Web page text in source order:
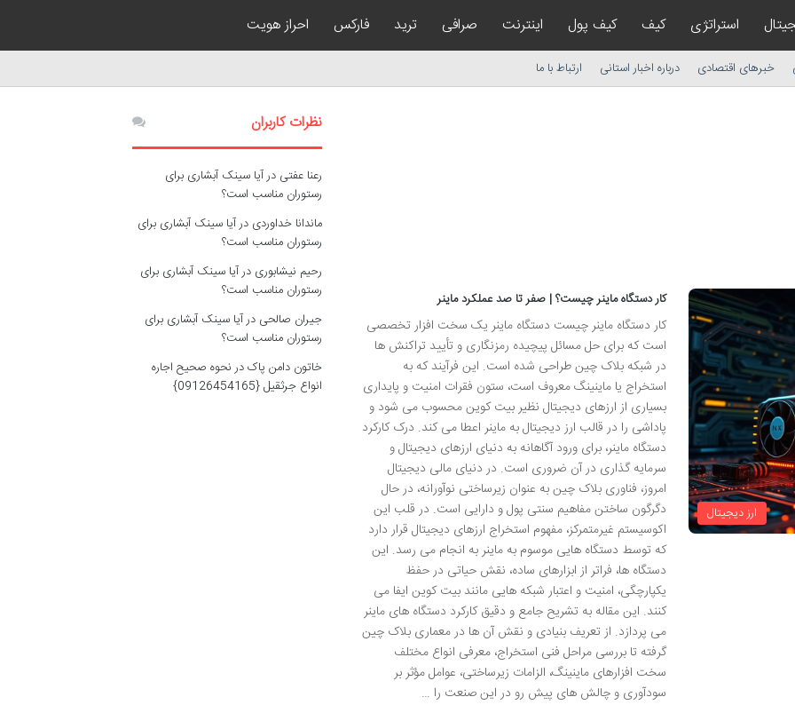
استراتژی کیف کیف پول اینترنت صرافی ترید فارکس احراز هویت
خبرهای اقتصادی درباره اخبار استانی ارتباط با ما
ارز دیجیتال
کار دستگاه ماینر چیست؟ | صفر تا صد عملکرد ماینر
کار دستگاه ماینر چیست دستگاه ماینر یک سخت افزار تخصصی
است که برای حل مسائل پیچیده رمزنگاری و تأیید تراکنش ها
در شبکه بلاک چین طراحی شده است. این فرآیند که به
استخراج یا ماینینگ معروف است، ستون فقرات امنیت و پایداری
بسیاری از ارزهای دیجیتال نظیر بیت کوین محسوب می شود و
پاداشی را در قالب ارز دیجیتال به ماینر اعطا می کند. درک کارکرد
دستگاه ماینر، برای ورود آگاهانه به دنیای ارزهای دیجیتال و
سرمایه گذاری در آن ضروری است. در دنیای مالی دیجیتال
امروز، فناوری بلاک چین به عنوان زیرساختی نوآورانه، در حال
دگرگون ساختن مفاهیم سنتی پول و دارایی است. در قلب این
اکوسیستم غیرمتمرکز، مفهوم استخراج ارزهای دیجیتال قرار دارد
که توسط دستگاه هایی موسوم به ماینر به انجام می رسد. این
دستگاه ها، فراتر از ابزارهای ساده، نقش حیاتی در حفظ
یکپارچگی، امنیت و اعتبار شبکه هایی مانند بیت کوین ایفا می
کنند. این مقاله به تشریح جامع و دقیق کارکرد دستگاه های ماینر
می پردازد. از تعریف بنیادی و نقش آن ها در معماری بلاک چین
گرفته تا بررسی مراحل فنی استخراج، معرفی انواع مختلف
سخت افزارهای ماینینگ، الزامات زیرساختی، عوامل مؤثر بر
سودآوری و چالش های پیش رو در این صنعت را …
نظرات کاربران
رعنا عفتی درآیا سینک آبشاری برای
رستوران مناسب است؟
ماندانا خداوردی درآیا سینک آبشاری برای
رستوران مناسب است؟
رحیم نیشابوری درآیا سینک آبشاری برای
رستوران مناسب است؟
جیران صالحی درآیا سینک آبشاری برای
رستوران مناسب است؟
خاتون دامن پاکدرنحوه صحیح اجاره
انواع جرثقیل {09126454165}